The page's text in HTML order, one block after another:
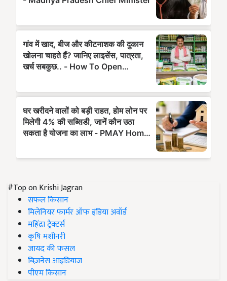
#Top on Krishi Jagran
सफल किसान
मिलेनियर फार्मर ऑफ इंडिया अवॉर्ड
महिंद्रा ट्रैक्टर्स
कृषि मशीनरी
जायद की फसल
बिज़नेस आइडियाज
पीएम किसान